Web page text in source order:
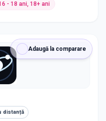
- 18 ani, 18+ ani
Adaugă la comparare
distanță